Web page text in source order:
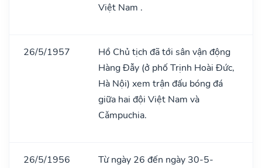
Việt Nam .
26/5/1957
Hồ Chủ tịch đã tới sân vận động
Hàng Đẫy (ở phố Trịnh Hoài Đức,
Hà Nội) xem trận đấu bóng đá
giữa hai đội Việt Nam và
Cǎmpuchia.
26/5/1956
Từ ngày 26 đến ngày 30-5-